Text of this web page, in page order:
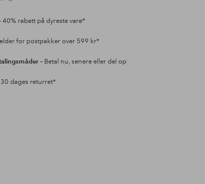
40% rabatt på dyreste vare*
for postpakker over 599 kr*
– Betal nu, senere eller del op
dages returret*